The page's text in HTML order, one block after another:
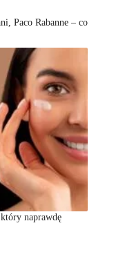
Paco Rabanne – co
naprawdę